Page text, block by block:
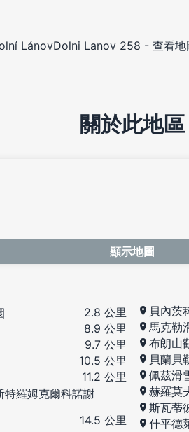
LánovDolni Lanov 258 - 查看地
關於此地區
顯示地圖
2.8 公里
8.9 公里
9.7 公里
10.5 公里
11.2 公里
特羅姆克爾科諾謝
14.5 公里
貝內茨
馬克勒
布朗山
貝蘭貝
佩茲滑
赫羅莫
斯瓦蒂
什平德